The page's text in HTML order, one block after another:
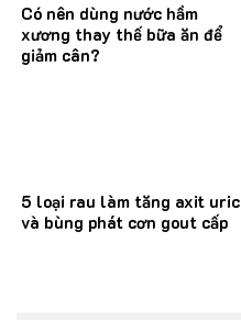
Có nên dùng nước hầm
xương thay thế bữa ăn để
giảm cân?
5 loại rau làm tăng axit uric
và bùng phát cơn gout cấp